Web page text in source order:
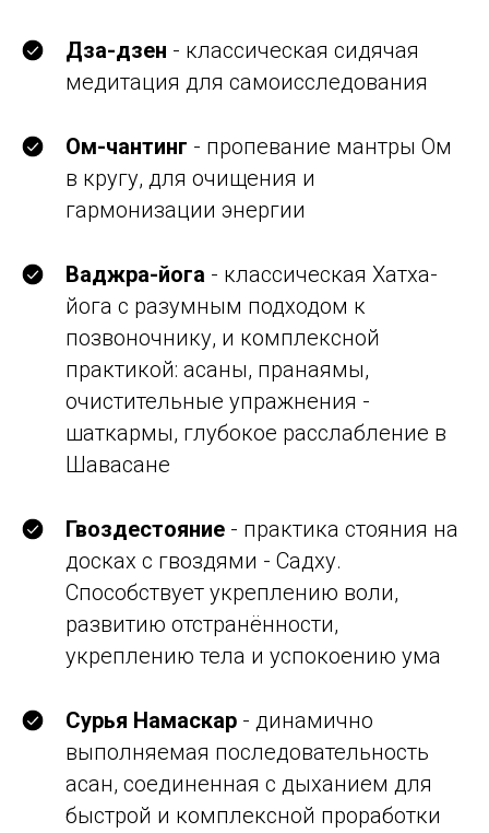
Дза-дзен - классическая сидячая
медитация для самоисследования
Ом-чантинг - пропевание мантры Ом
в кругу, для очищения и
гармонизации энергии
Ваджра-йога - классическая Хатха-
йога с разумным подходом к
позвоночнику, и комплексной
практикой: асаны, пранаямы,
очистительные упражнения -
шаткармы, глубокое расслабление в
Шавасане
Гвоздестояние - практика стояния на
досках с гвоздями - Садху.
Способствует укреплению воли,
развитию отстранённости,
укреплению тела и успокоению ума
Сурья Намаскар - динамично
выполняемая последовательность
асан, соединенная с дыханием для
быстрой и комплексной проработки